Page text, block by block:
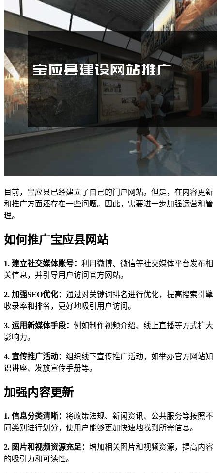
目前，宝应县已经建立了自己的门户网站。但是，在内容更新
和推广方面还存在一些问题。因此，需要进一步加强运营和管
理。
如何推广宝应县网站
1. 建立社交媒体账号： 利用微博、微信等社交媒体平台发布相
关信息，并引导用户访问官方网站。
2. 加强SEO优化： 通过对关键词排名进行优化，提高搜索引擎
收录率和排名，更好地吸引用户访问。
3. 运用新媒体手段： 例如制作视频介绍、线上直播等方式扩大
影响力。
4. 宣传推广活动： 组织线下宣传推广活动，如举办官方网站知
识讲座、发放宣传手册等。
加强内容更新
1. 信息分类清晰： 将政策法规、新闻资讯、公共服务等按照不
同类别进行划分，使用户能够更加快速地找到所需信息。
2. 图片和视频资源充足： 增加相关图片和视频资源，提高内容
的吸引力和可读性。